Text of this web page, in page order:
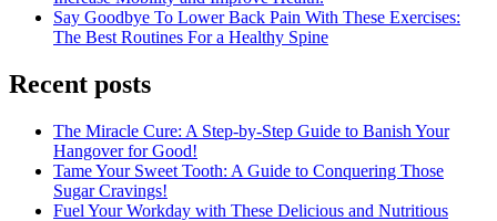
Say Goodbye To Lower Back Pain With These Exercises:
The Best Routines For a Healthy Spine
Recent posts
The Miracle Cure: A Step-by-Step Guide to Banish Your
Hangover for Good!
Tame Your Sweet Tooth: A Guide to Conquering Those
Sugar Cravings!
Fuel Your Workday with These Delicious and Nutritious